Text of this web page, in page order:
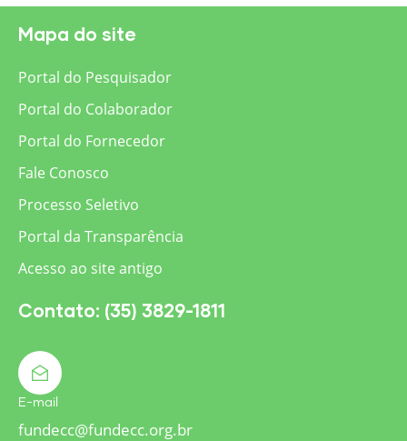
Mapa do site
Portal do Pesquisador
Portal do Colaborador
Portal do Fornecedor
Fale Conosco
Processo Seletivo
Portal da Transparência
Acesso ao site antigo
Contato: (35) 3829-1811
E-mail
fundecc@fundecc.org.br